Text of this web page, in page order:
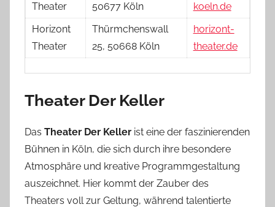
Theater
50677 Köln
koeln.de
Horizont
Theater
Thürmchenswall
25, 50668 Köln
horizont-
theater.de
Theater Der Keller
Das Theater Der Keller ist eine der faszinierenden
Bühnen in Köln, die sich durch ihre besondere
Atmosphäre und kreative Programmgestaltung
auszeichnet. Hier kommt der Zauber des
Theaters voll zur Geltung, während talentierte